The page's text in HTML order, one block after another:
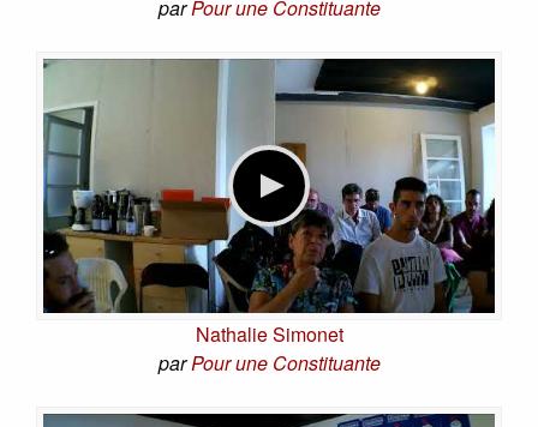
parPour une Constituante
Nathalie Simonet
parPour une Constituante